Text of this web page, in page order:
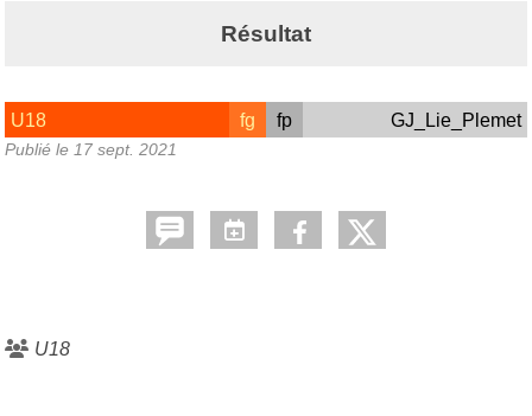
Résultat
U18 fg fp GJ_Lie_Plemet
Publié le 17 sept. 2021
U18